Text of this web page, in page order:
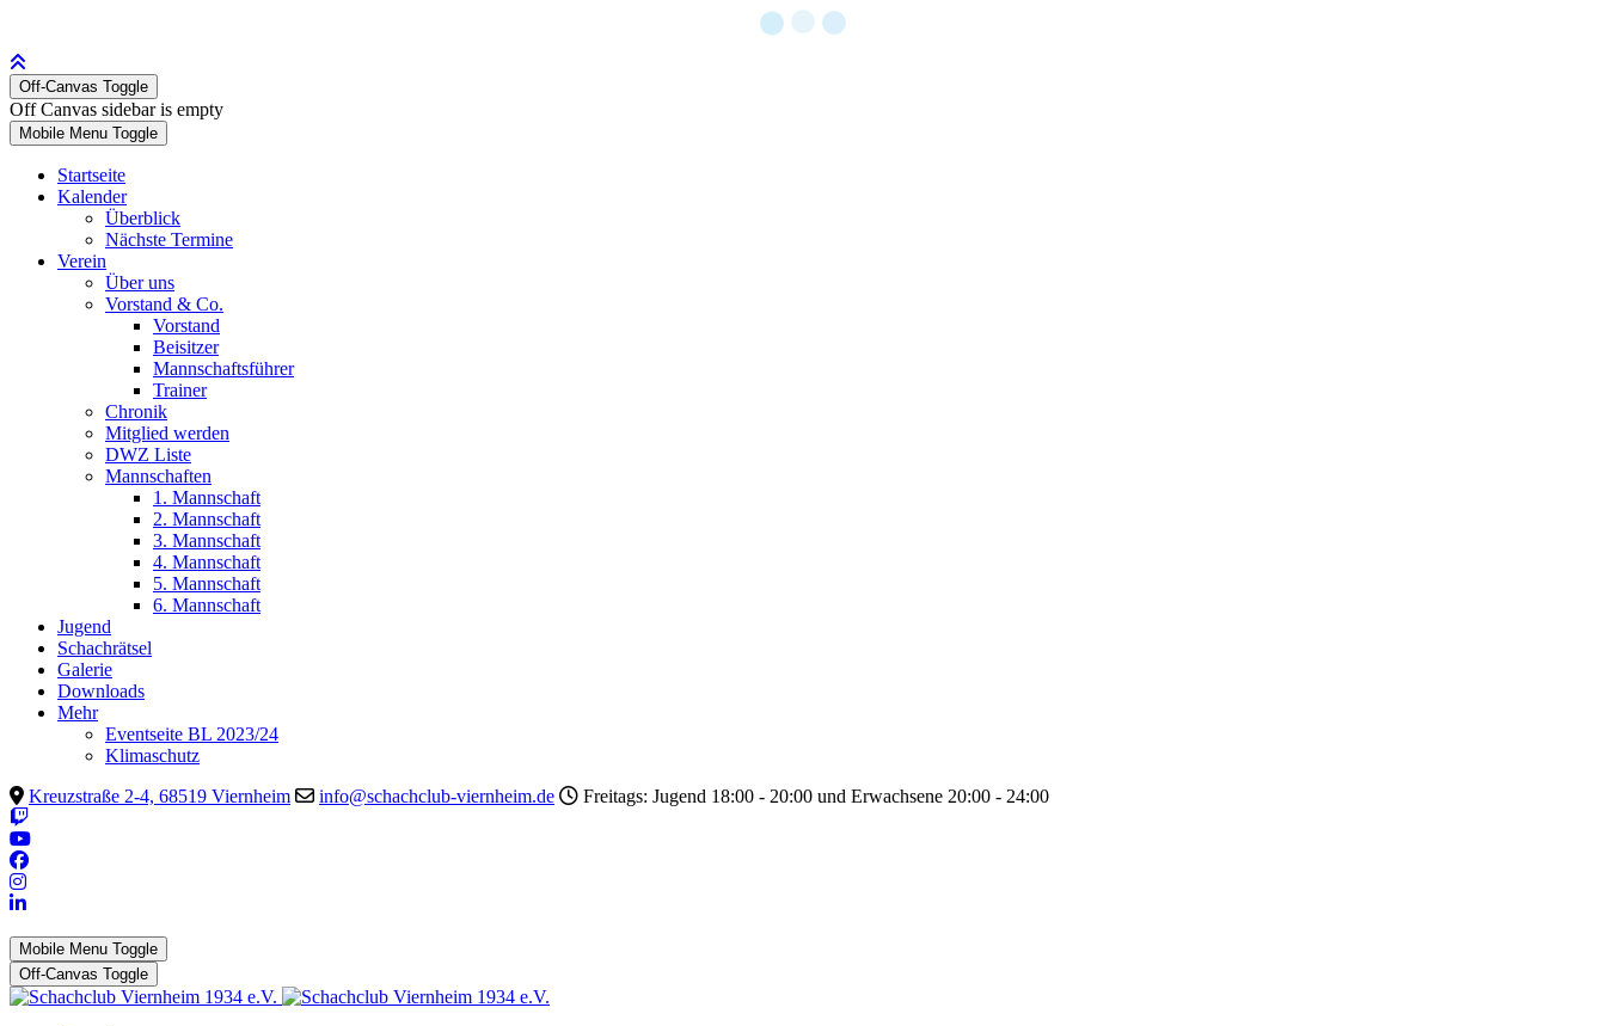
Off-Canvas Toggle
Off Canvas sidebar is empty
Mobile Menu Toggle
Startseite
Kalender
Überblick
Nächste Termine
Verein
Über uns
Vorstand & Co.
Vorstand
Beisitzer
Mannschaftsführer
Trainer
Chronik
Mitglied werden
DWZ Liste
Mannschaften
1. Mannschaft
2. Mannschaft
3. Mannschaft
4. Mannschaft
5. Mannschaft
6. Mannschaft
Jugend
Schachrätsel
Galerie
Downloads
Mehr
Eventseite BL 2023/24
Klimaschutz
Kreuzstraße 2-4, 68519 Viernheim
info@schachclub-viernheim.de Freitags: Jugend 18:00 - 20:00 und Erwachsene 20:00 - 24:00
Mobile Menu Toggle
Off-Canvas Toggle